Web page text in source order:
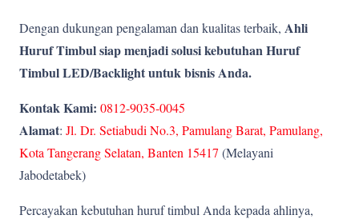
Dengan dukungan pengalaman dan kualitas terbaik, Ahli
Huruf Timbul siap menjadi solusi kebutuhan Huruf
Timbul LED/Backlight untuk bisnis Anda.
Kontak Kami: 0812-9035-0045
Alamat: Jl. Dr. Setiabudi No.3, Pamulang Barat, Pamulang,
Kota Tangerang Selatan, Banten 15417 (Melayani
Jabodetabek)
Percayakan kebutuhan huruf timbul Anda kepada ahlinya,